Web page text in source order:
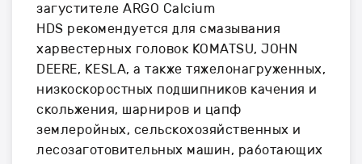
загустителе ARGO Calcium
HDS рекомендуется для смазывания
харвестерных головок KOMATSU, JOHN
DEERE, KESLA, а также тяжелонагруженных,
низкоскоростных подшипников качения и
скольжения, шарниров и цапф
землеройных, сельскохозяйственных и
лесозаготовительных машин, работающих